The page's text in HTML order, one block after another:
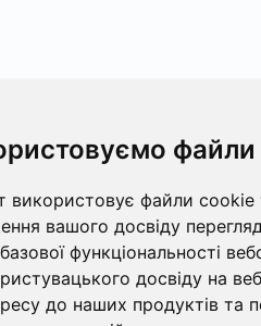
використовує файли cookie
вашого досвіду
функціональності
досвіду на
до наших продуктів та